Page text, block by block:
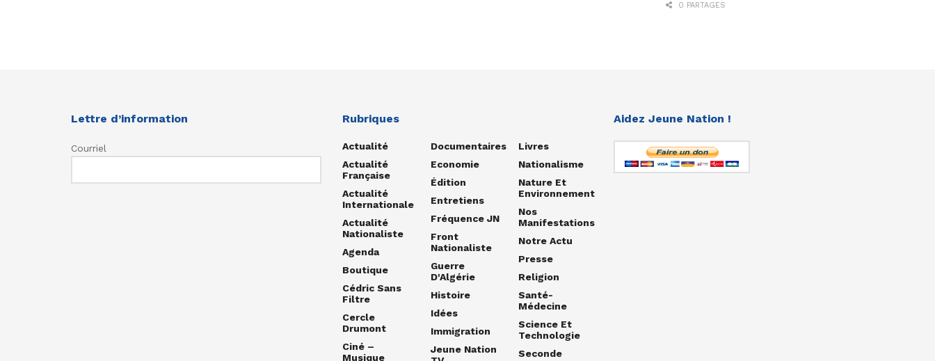
0 PARTAGES
Lettre d’information
Courriel
Rubriques
Actualité
Actualité
Française
Actualité
Internationale
Actualité
Nationaliste
Agenda
Boutique
Cédric Sans
Filtre
Cercle
Drumont
Ciné –
Musique
Documentaires
Economie
Édition
Entretiens
Fréquence JN
Front
Nationaliste
Guerre
D'Algérie
Histoire
Idées
Immigration
Jeune Nation
Livres
Nationalisme
Nature Et
Environnement
Nos
Manifestations
Notre Actu
Presse
Religion
Santé-
Médecine
Science Et
Technologie
Seconde
Aidez Jeune Nation !